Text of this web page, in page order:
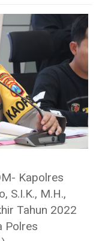
Kapolres
S.I.K., M.H.,
Tahun 2022
Polres